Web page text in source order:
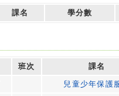
課名 學分數
班次
課名
兒童少年保護